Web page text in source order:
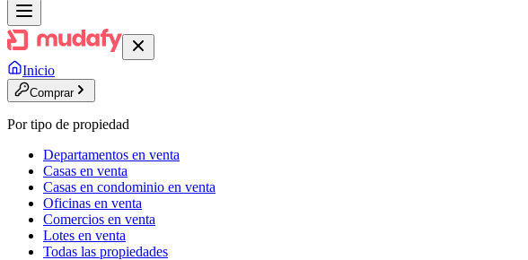
Inicio
Comprar
Por tipo de propiedad
Departamentos en venta
Casas en venta
Casas en condominio en venta
Oficinas en venta
Comercios en venta
Lotes en venta
Todas las propiedades